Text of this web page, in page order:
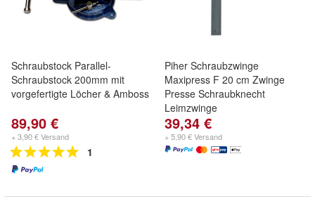
Schraubstock Parallel-
Schraubstock 200mm mit
vorgefertigte Löcher & Amboss
89,90 €
+ 3,90 € Versand
1
Piher Schraubzwinge
Maxipress F 20 cm Zwinge
Presse Schraubknecht
Leimzwinge
39,34 €
+ 5,90 € Versand